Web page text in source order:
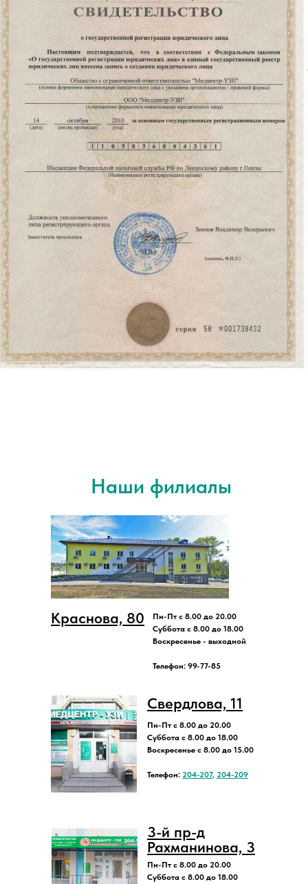
Наши филиалы
Свердлова, 11
Пн-Пт с 8.00 до 20.00
Суббота с 8.00 до 18.00
Воскресенье с 8.00 до 15.00
Телефон: 204-207, 204-209
Краснова, 80
Пн-Пт с 8.00 до 20.00
Суббота с 8.00 до 18.00
Воскресенье - выходной
Телефон: 99-77-85
3-й пр-д
Рахманинова, 3
Пн-Пт с 8.00 до 20.00
Суббота с 8.00 до 18.00